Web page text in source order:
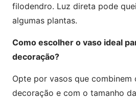
filodendro. Luz direta pode
algumas plantas.
Como escolher o vaso ideal
decoração?
Opte por vasos que combinem
decoração e com o tamanho